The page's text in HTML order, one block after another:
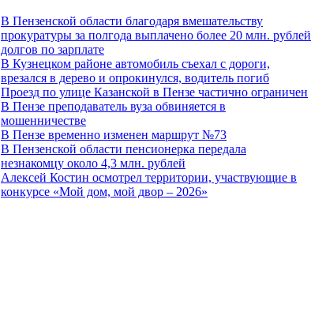
В Пензенской области благодаря вмешательству
прокуратуры за полгода выплачено более 20 млн. рублей
долгов по зарплате
В Кузнецком районе автомобиль съехал с дороги,
врезался в дерево и опрокинулся, водитель погиб
Проезд по улице Казанской в Пензе частично ограничен
В Пензе преподаватель вуза обвиняется в
мошенничестве
В Пензе временно изменен маршрут №73
В Пензенской области пенсионерка передала
незнакомцу около 4,3 млн. рублей
Алексей Костин осмотрел территории, участвующие в
конкурсе «Мой дом, мой двор – 2026»